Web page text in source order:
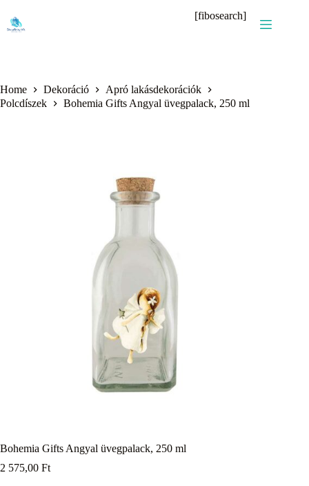
content
[fibosearch]
Home Dekoráció
Apró lakásdekorációk
Polcdíszek
Bohemia Gifts Angyal üvegpalack, 250 ml
Bohemia Gifts Angyal üvegpalack, 250 ml
2 575,00 Ft